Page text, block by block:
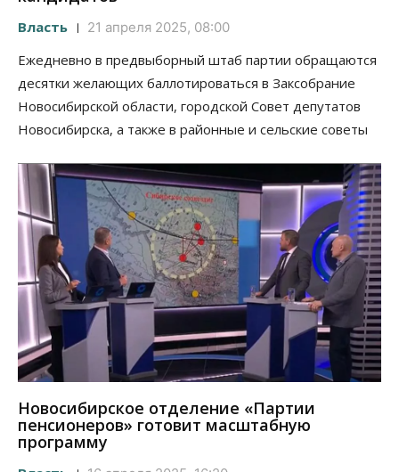
Власть 21 апреля 2025, 08:00
Ежедневно в предвыборный штаб партии обращаются
десятки желающих баллотироваться в Заксобрание
Новосибирской области, городской Совет депутатов
Новосибирска, а также в районные и сельские советы
Новосибирское отделение «Партии
пенсионеров» готовит масштабную
программу